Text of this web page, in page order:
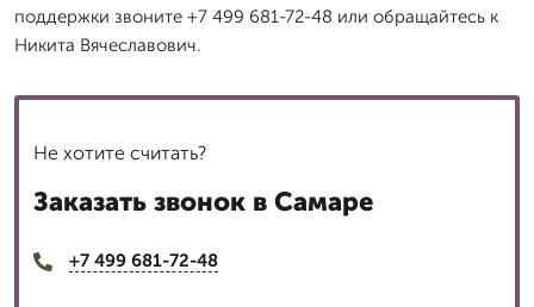
поддержки звоните +7 499 681-72-48 или обращайтесь к
Никита Вячеславович.
Не хотите считать?
Заказать звонок в Самаре
+7 499 681-72-48